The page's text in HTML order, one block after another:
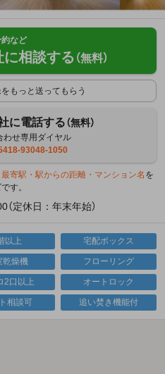
など
相談する （無料）
もっと送ってもらう
に電話する（無料）
わせ専用ダイヤル
93048-1050
寄駅・駅からの距離・マンション名 を
す。
定休日：年末年始）
以上 宅配ボックス
乾燥機 フローリング
2口以上 オートロック
相談可 追い焚き機能付